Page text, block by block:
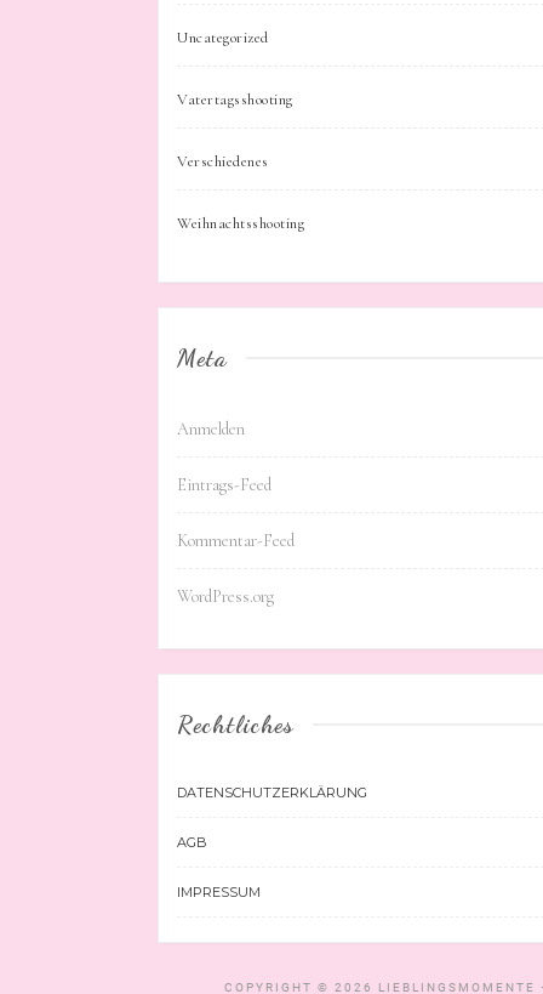
Uncategorized
Vatertagsshooting
Verschiedenes
Weihnachtsshooting
Meta
Anmelden
Eintrags-Feed
Kommentar-Feed
WordPress.org
Rechtliches
DATENSCHUTZERKLÄRUNG
AGB
IMPRESSUM
COPYRIGHT © 2026